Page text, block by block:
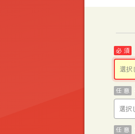
必 須
任 意
任 意